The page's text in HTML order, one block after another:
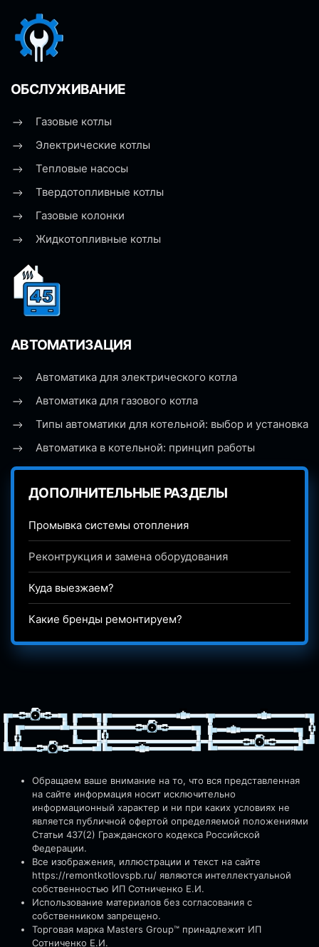
ОБСЛУЖИВАНИЕ
Газовые котлы
Электрические котлы
Тепловые насосы
Твердотопливные котлы
Газовые колонки
Жидкотопливные котлы
АВТОМАТИЗАЦИЯ
Автоматика для электрического котла
Автоматика для газового котла
Типы автоматики для котельной: выбор и установка
Автоматика в котельной: принцип работы
ДОПОЛНИТЕЛЬНЫЕ РАЗДЕЛЫ
Промывка системы отопления
Реконтрукция и замена оборудования
Куда выезжаем?
Какие бренды ремонтируем?
Обращаем ваше внимание на то, что вся представленная
на сайте информация носит исключительно
информационный характер и ни при каких условиях не
является публичной офертой определяемой положениями
Статьи 437(2) Гражданского кодекса Российской
Федерации.
Все изображения, иллюстрации и текст на сайте
https://remontkotlovspb.ru/ являются интеллектуальной
собственностью ИП Сотниченко Е.И.
Использование материалов без согласования с
собственником запрещено.
Торговая марка Masters Group™ принадлежит ИП
Сотниченко Е.И.